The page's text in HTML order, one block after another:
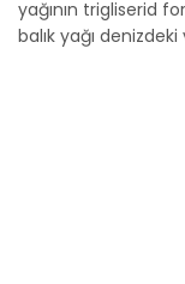
yağının trigliserid
balık yağı